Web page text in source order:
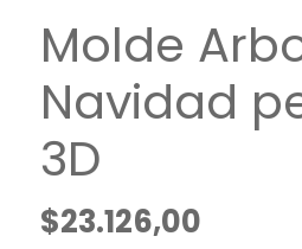
Molde
Navidad
3D
$23.126,00